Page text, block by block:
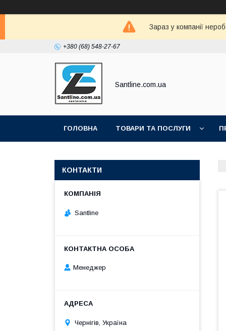
Зараз у компанії
+380 (68) 548-27-67
Santline.com.ua
ГОЛОВНА ТОВАРИ ТА ПОСЛУГИ
КОНТАКТИ
Santline
Менеджер
Чернігів, Україна